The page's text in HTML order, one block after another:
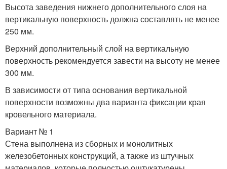
Высота заведения нижнего дополнительного слоя на
вертикальную поверхность должна составлять не менее
250 мм.
Верхний дополнительный слой на вертикальную
поверхность рекомендуется завести на высоту не менее
300 мм.
В зависимости от типа основания вертикальной
поверхности возможны два варианта фиксации края
кровельного материала.
Вариант № 1
Стена выполнена из сборных и монолитных
железобетонных конструкций, а также из штучных